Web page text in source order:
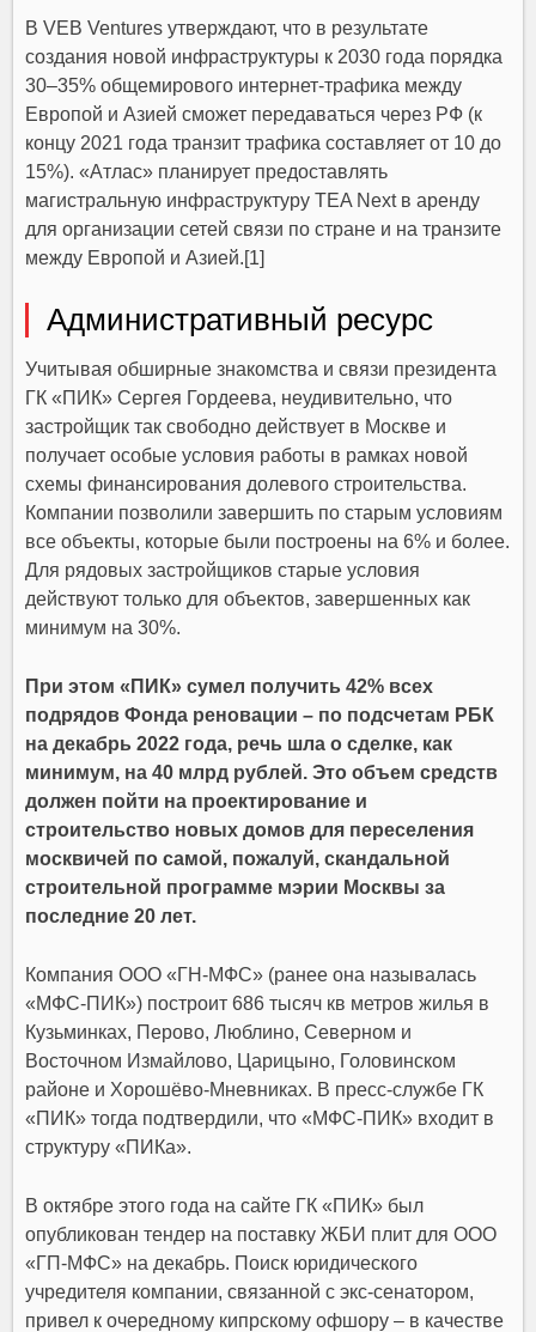
В VEB Ventures утверждают, что в результате
создания новой инфраструктуры к 2030 года порядка
30–35% общемирового интернет-трафика между
Европой и Азией сможет передаваться через РФ (к
концу 2021 года транзит трафика составляет от 10 до
15%). «Атлас» планирует предоставлять
магистральную инфраструктуру TEA Next в аренду
для организации сетей связи по стране и на транзите
между Европой и Азией.[1]
Административный ресурс
Учитывая обширные знакомства и связи президента
ГК «ПИК» Сергея Гордеева, неудивительно, что
застройщик так свободно действует в Москве и
получает особые условия работы в рамках новой
схемы финансирования долевого строительства.
Компании позволили завершить по старым условиям
все объекты, которые были построены на 6% и более.
Для рядовых застройщиков старые условия
действуют только для объектов, завершенных как
минимум на 30%.
При этом «ПИК» сумел получить 42% всех
подрядов Фонда реновации – по подсчетам РБК
на декабрь 2022 года, речь шла о сделке, как
минимум, на 40 млрд рублей. Это объем средств
должен пойти на проектирование и
строительство новых домов для переселения
москвичей по самой, пожалуй, скандальной
строительной программе мэрии Москвы за
последние 20 лет.
Компания ООО «ГН-МФС» (ранее она называлась
«МФС-ПИК») построит 686 тысяч кв метров жилья в
Кузьминках, Перово, Люблино, Северном и
Восточном Измайлово, Царицыно, Головинском
районе и Хорошёво-Мневниках. В пресс-службе ГК
«ПИК» тогда подтвердили, что «МФС-ПИК» входит в
структуру «ПИКа».
В октябре этого года на сайте ГК «ПИК» был
опубликован тендер на поставку ЖБИ плит для ООО
«ГП-МФС» на декабрь. Поиск юридического
учредителя компании, связанной с экс-сенатором,
привел к очередному кипрскому офшору – в качестве